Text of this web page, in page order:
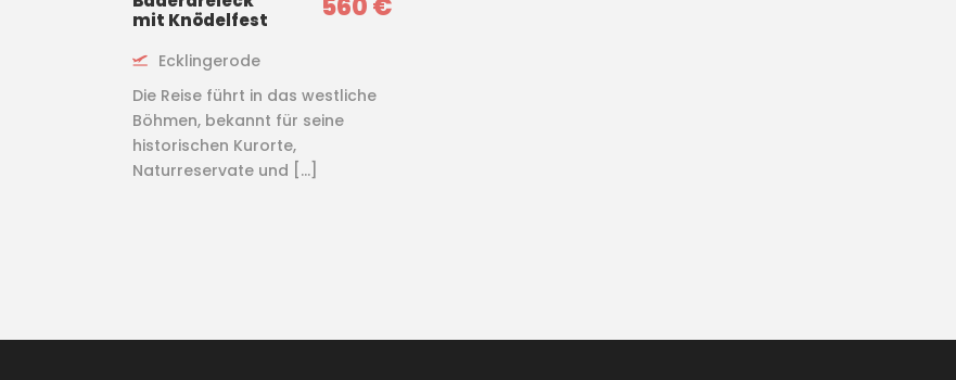
mit Knödelfest
Ecklingerode
Die Reise führt in das westliche
Böhmen, bekannt für seine
historischen Kurorte,
Naturreservate und […]